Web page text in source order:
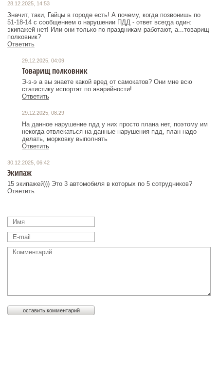
28.12.2025, 14:53
Значит, таки, Гайцы в городе есть! А почему, когда позвонишь по
51-18-14 с сообщением о нарушении ПДД - ответ всегда один:
экипажей нет! Или они только по праздникам работают, а...товарищ
полковник?
Ответить
29.12.2025, 04:09
Товарищ полковник
Э-э-э а вы знаете какой вред от самокатов? Они мне всю
статистику испортят по аварийности!
Ответить
29.12.2025, 08:29
На данное нарушение пдд у них просто плана нет, поэтому им
некогда отвлекаться на данные нарушения пдд, план надо
делать, морковку выполнять
Ответить
30.12.2025, 06:42
Экипаж
15 экипажей))) Это 3 автомобиля в которых по 5 сотрудников?
Ответить